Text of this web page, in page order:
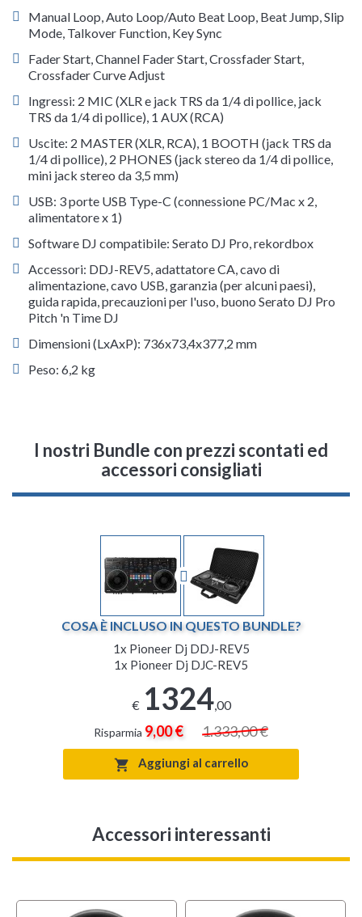
Manual Loop, Auto Loop/Auto Beat Loop, Beat Jump, Slip
Mode, Talkover Function, Key Sync
Fader Start, Channel Fader Start, Crossfader Start,
Crossfader Curve Adjust
Ingressi: 2 MIC (XLR e jack TRS da 1/4 di pollice, jack
TRS da 1/4 di pollice), 1 AUX (RCA)
Uscite: 2 MASTER (XLR, RCA), 1 BOOTH (jack TRS da
1/4 di pollice), 2 PHONES (jack stereo da 1/4 di pollice,
mini jack stereo da 3,5 mm)
USB: 3 porte USB Type-C (connessione PC/Mac x 2,
alimentatore x 1)
Software DJ compatibile: Serato DJ Pro, rekordbox
Accessori: DDJ-REV5, adattatore CA, cavo di
alimentazione, cavo USB, garanzia (per alcuni paesi),
guida rapida, precauzioni per l'uso, buono Serato DJ Pro
Pitch 'n Time DJ
Dimensioni (LxAxP): 736x73,4x377,2 mm
Peso: 6,2 kg
I nostri Bundle con prezzi scontati ed
accessori consigliati
COSA È INCLUSO IN QUESTO BUNDLE?
1x Pioneer Dj DDJ-REV5
1x Pioneer Dj DJC-REV5
€ 1324,00
Risparmia 9,00 € 1.333,00 €
 Aggiungi al carrello
Accessori interessanti